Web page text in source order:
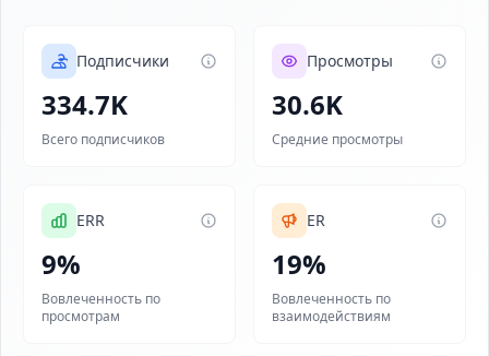
Подписчики
334.7K
Всего подписчиков
Просмотры
30.6K
Средние просмотры
ERR
9%
Вовлеченность по
просмотрам
ER
19%
Вовлеченность по
взаимодействиям